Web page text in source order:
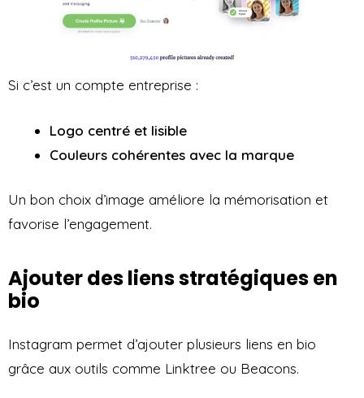
Si c’est un compte entreprise :
Logo centré et lisible
Couleurs cohérentes avec la marque
Un bon choix d’image améliore la mémorisation et
favorise l’engagement.
Ajouter des liens stratégiques en
bio
Instagram permet d’ajouter plusieurs liens en bio
grâce aux outils comme Linktree ou Beacons.